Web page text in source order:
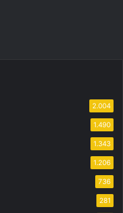
2.004
1.490
1.343
1.206
736
281